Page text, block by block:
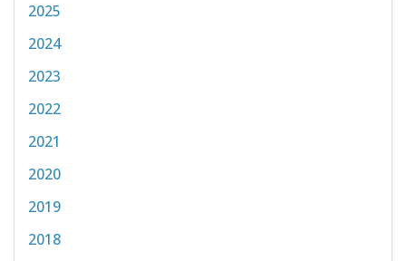
2025
2024
2023
2022
2021
2020
2019
2018